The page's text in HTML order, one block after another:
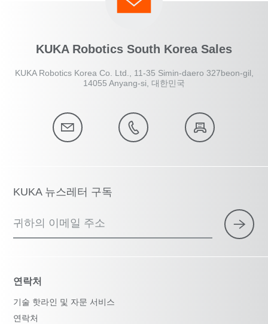
KUKA Robotics South Korea Sales
KUKA Robotics Korea Co. Ltd., 11-35 Simin-daero 327beon-gil,
14055 Anyang-si, 대한민국
KUKA 뉴스레터 구독
귀하의 이메일 주소
연락처
기술 핫라인 및 자문 서비스
연락처